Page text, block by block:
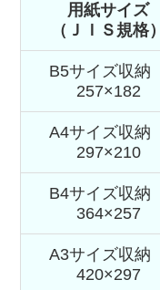
用紙サイズ
（ＪＩＳ規格）
B5サイズ収納
257×182
A4サイズ収納
297×210
B4サイズ収納
364×257
A3サイズ収納
420×297